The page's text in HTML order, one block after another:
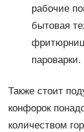
рабочие
бытовая
пароварки.
Также стоит
конфорок
количеством